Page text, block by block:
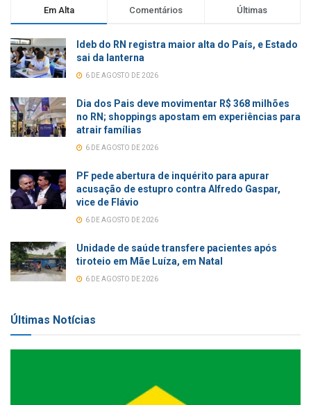
Em Alta Comentários Últimas
Ideb do RN registra maior alta do País, e Estado
sai da lanterna
6 DE AGOSTO DE 2026
Dia dos Pais deve movimentar R$ 368 milhões
no RN; shoppings apostam em experiências para
atrair famílias
6 DE AGOSTO DE 2026
PF pede abertura de inquérito para apurar
acusação de estupro contra Alfredo Gaspar,
vice de Flávio
6 DE AGOSTO DE 2026
Unidade de saúde transfere pacientes após
tiroteio em Mãe Luíza, em Natal
6 DE AGOSTO DE 2026
Últimas Notícias